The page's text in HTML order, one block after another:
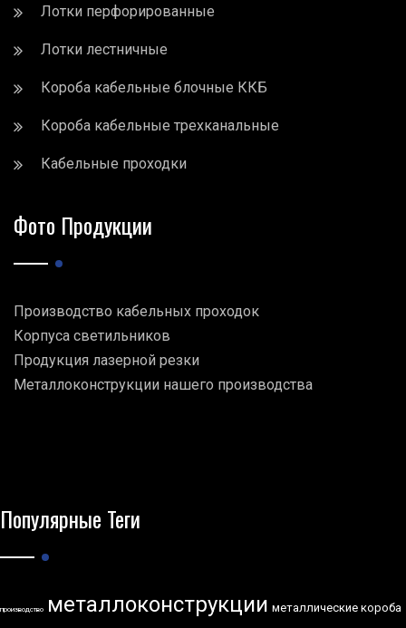
Лотки перфорированные
Лотки лестничные
Короба кабельные блочные ККБ
Короба кабельные трехканальные
Кабельные проходки
Фото Продукции
Производство кабельных проходок
Корпуса светильников
Продукция лазерной резки
Металлоконструкции нашего производства
Популярные Теги
производство металлоконструкции металлические короба